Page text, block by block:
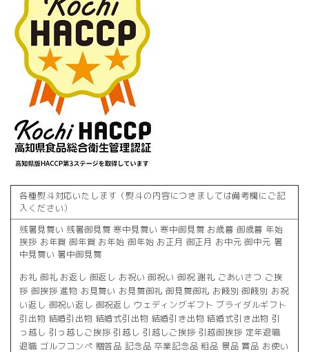
各種熨斗対応いたします（熨斗の内容につきましては備考欄にご記
入ください）
残暑見舞い 残暑御見舞 寒中見舞い 寒中御見舞 お歳暮 御歳暮 年始
挨拶 お年賀 御年賀 お年始 御年始 お正月 御正月 お中元 御中元 暑
中見舞い 暑中御見舞
お礼 御礼 お返し 御返し お祝い 御祝い 御祝 謝礼 ごあいさつ ご挨
拶 御挨拶 進物 お見舞い お見舞御礼 御見舞御礼 お餞別 御餞別 お祝
い返し 御祝い返し 御祝返し ウェディングギフト ブライダルギフト
引出物 結婚引出物 結婚式引出物 結婚引き出物 結婚式引き出物 引
っ越し 引っ越しご挨拶 引越し 引越しご挨拶 引越御挨拶 定年退職
退職 ゴルフコンペ 贈答品 記念品 卒業記念品 粗品 景品 賞品 お使い